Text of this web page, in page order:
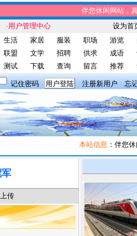
伴您休闲网站，真
·用户管理中心 设为首
生活 家居 服装 职场 游览
联盟 文学 招聘 供求 成语
测试 下载 查询 留言 推荐
记住密码 注册新用户 忘
本站信息：伴您休闲
军
上传